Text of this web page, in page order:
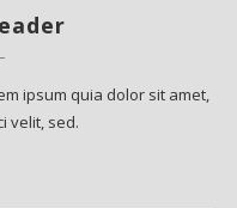
ipsum quia dolor sit amet,
velit, sed.